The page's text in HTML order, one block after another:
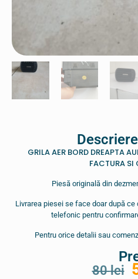
GRILA AER BORD DREAPTA
FACTURA SI
Piesă originală din
Livrarea piesei se face doar după
telefonic pentru
Pentru orice detalii sau
80lei